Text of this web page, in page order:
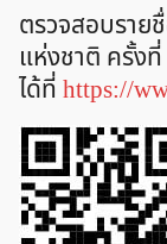
ตรวจสอบราย
แห่งชาติ ครั้ง
ได้ที่https://